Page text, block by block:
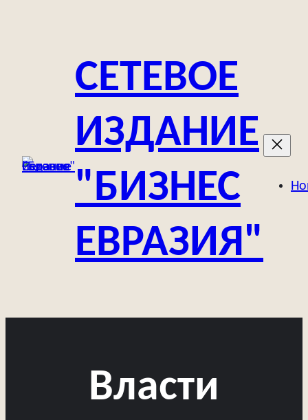
содержимомуСЕТЕВОЕ
ИЗДАНИЕ
"БИЗНЕС
ЕВРАЗИЯ"
Власти